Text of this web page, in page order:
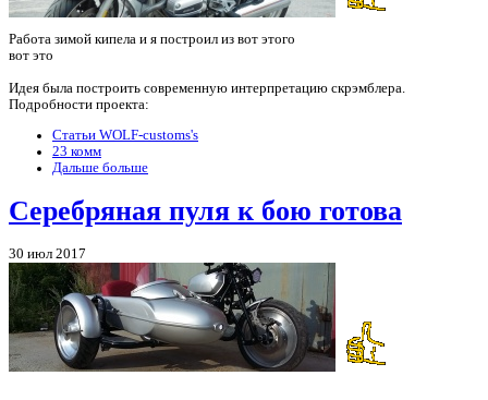
Работа зимой кипела и я построил из вот этого
вот это
Идея была построить современную интерпретацию скрэмблера.
Подробности проекта:
Статьи WOLF-customs's
23 комм
Дальше больше
Серебряная пуля к бою готова
30 июл 2017